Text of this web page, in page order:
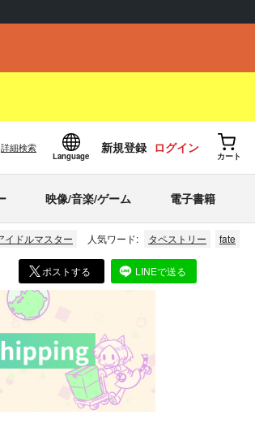
詳細検索
Language
新規登録 ログイン
カート
映像/音楽/ゲーム 電子書籍
イドルマスター 人気ワード: タペストリー fate
ポストする LINEで送る